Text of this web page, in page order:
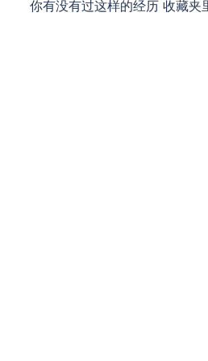
你有没有过这样的经历 收藏